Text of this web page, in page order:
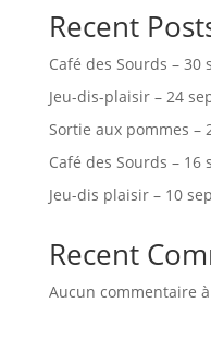
Recent
Café des Sourds – 30
Jeu-dis-plaisir – 24
Sortie aux pommes –
Café des Sourds – 16
Jeu-dis plaisir – 10
Recent
Aucun commentaire